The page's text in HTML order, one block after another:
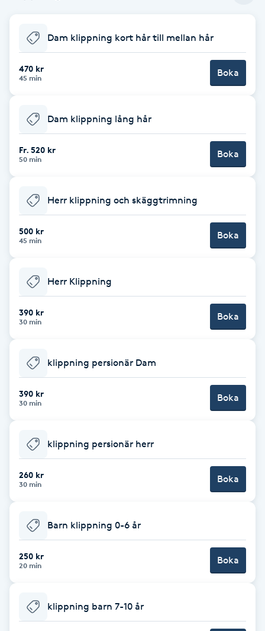
Balayage
Barber
Barnklippning
Bottenfärg
Brynformning
Brynfärgning
Color correction
Cryoterapi
Damklippning
Dermapen
Dam klippning kort hår till mellan hår
470 kr
45 min Boka
Dam klippning lång hår
Fr. 520 kr
50 min Boka
Herr klippning och skäggtrimning
500 kr
45 min Boka
Herr Klippning
390 kr
30 min Boka
klippning persionär Dam
390 kr
30 min Boka
klippning persionär herr
260 kr
30 min Boka
Barn klippning 0-6 år
250 kr
20 min Boka
klippning barn 7-10 år